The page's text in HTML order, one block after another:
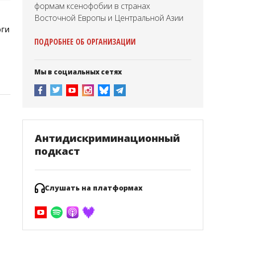
формам ксенофобии в странах
Восточной Европы и Центральной Азии
ПОДРОБНЕЕ ОБ ОРГАНИЗАЦИИ
Мы в социальных сетях
Антидискриминационный
подкаст
Слушать на платформах